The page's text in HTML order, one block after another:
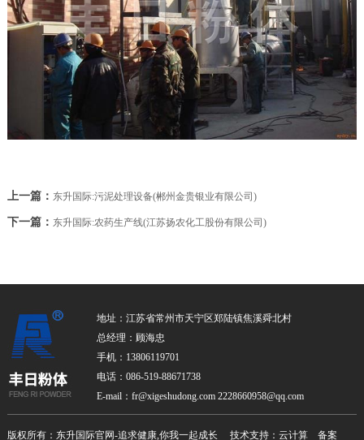
上一篇： 东升国际:污泥处理设备(郴州金贵银业有限公司)
下一篇： 东升国际:农药生产线(江苏扬农化工股份有限公司)
地址：江苏省常州市天宁区郑陆镇焦溪舜北村
总经理：顾海忠
手机：13806119701
电话：086-519-88671738
E-mail：fr@xigeshudong.com 2228660958@qq.com
版权所有：东升国际官网-追求健康,你我一起成长 技术支持：云计算 备案